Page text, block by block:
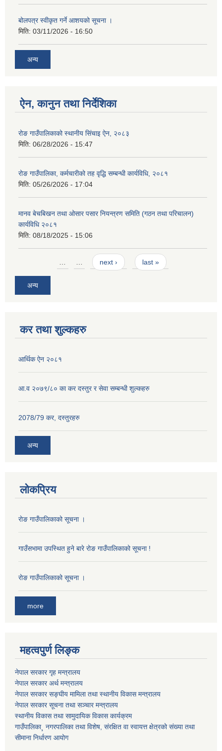
बोलपत्र स्वीकृत गर्ने आशयको सूचना ।
मिति: 03/11/2026 - 16:50
अन्य
ऐन, कानुन तथा निर्देशिका
रोङ गाउँपालिकाको स्थानीय सिंचाइ ऐन, २०८३
मिति: 06/28/2026 - 15:47
रोङ गाउँपालिका, कर्मचारीको तह वृद्धि सम्बन्धी कार्यविधि, २०८१
मिति: 05/26/2026 - 17:04
मानव बेचबिखन तथा ओसार पसार नियन्त्रण समिति (गठन तथा परिचालन)
कार्यविधि २०८१
मिति: 08/18/2025 - 15:06
… … next › last »
अन्य
कर तथा शुल्कहरु
आर्थिक ऐन २०८१
आ.व २०७९/८० का कर दस्तुर र सेवा सम्बन्धी शुल्कहरु
2078/79 कर, दस्तुरहरु
अन्य
लोकप्रिय
राेङ गाउँपालिकाको सूचना ।
गाउँसभामा उपस्थित हुने बारे रोङ गाउँपालिकाको सूचना !
राेङ गाउँपालिकाको सूचना ।
more
महत्वपुर्ण लिङ्क
नेपाल सरकार गृह मन्त्रालय
नेपाल सरकार अर्थ मन्त्रालय
नेपाल सरकार सङ्घीय मामिला तथा स्थानीय विकास मन्त्रालय
नेपाल सरकार सूचना तथा सञ्चार मन्त्रालय
स्थानीय विकास तथा सामुदायिक विकास कार्यक्रम
गाउँपालिका¸ नगरपालिका तथा विशेष, संरक्षित वा स्वायत्त क्षेत्रको संख्या तथा
सीमाना निर्धारण आयोग